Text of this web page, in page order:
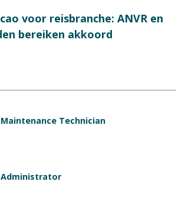
voor reisbranche: ANVR en
bereiken akkoord
Maintenance Technician
Administrator